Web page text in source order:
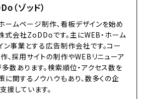
（ゾッド）
ームページ制作、看板デザインを始め
式会社ZoDDoです。主にWEB・ホーム
事業とする広告制作会社です。コー
、採用サイトの制作やWEBリニューア
数あります。検索順位・アクセス数を
関するノウハウもあり、数多くの企
援しています。